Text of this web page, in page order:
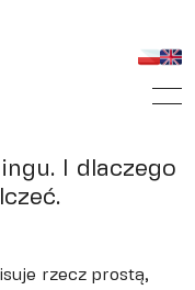
I dlaczego
rzecz prostą,